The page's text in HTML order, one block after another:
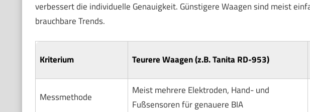
verbessert die individuelle Genauigkeit. Günstigere Waagen sind meist
brauchbare Trends.
Kriterium Teurere Waagen (z.B. Tanita RD-953)
Messmethode
Meist mehrere Elektroden, Hand- und
Fußsensoren für genauere BIA